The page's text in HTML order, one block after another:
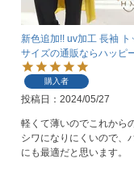
新色追加!! uv加工 長袖
サイズの通販ならハッピ
購入者
投稿日 2024/05/27
軽くて薄いのでこれから
シワになりにくいので、
にも最適だと思います。